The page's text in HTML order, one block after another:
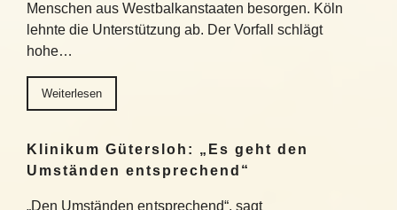
Menschen aus Westbalkanstaaten besorgen. Köln
lehnte die Unterstützung ab. Der Vorfall schlägt
hohe…
Weiterlesen
Klinikum Gütersloh: „Es geht den
Umständen entsprechend“
„Den Umständen entsprechend“, sagt